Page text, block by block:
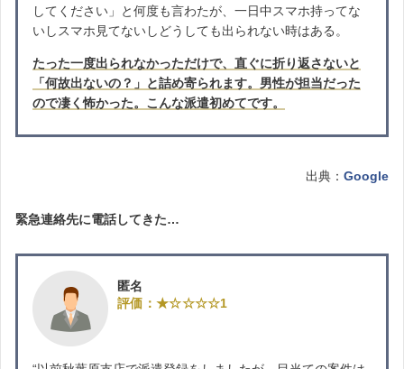
してください」と何度も言わたが、一日中スマホ持ってな
いしスマホ見てないしどうしても出られない時はある。
たった一度出られなかっただけで、直ぐに折り返さないと
「何故出ないの？」と詰め寄られます。男性が担当だった
ので凄く怖かった。こんな派遣初めてです。
出典： Google
緊急連絡先に電話してきた…
匿名
評価：★☆☆☆☆1